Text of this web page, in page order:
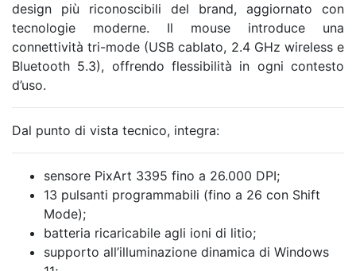
design più riconoscibili del brand, aggiornato con
tecnologie moderne. Il mouse introduce una
connettività tri-mode (USB cablato, 2.4 GHz wireless e
Bluetooth 5.3), offrendo flessibilità in ogni contesto
d’uso.
Dal punto di vista tecnico, integra:
sensore PixArt 3395 fino a 26.000 DPI;
13 pulsanti programmabili (fino a 26 con Shift
Mode);
batteria ricaricabile agli ioni di litio;
supporto all’illuminazione dinamica di Windows